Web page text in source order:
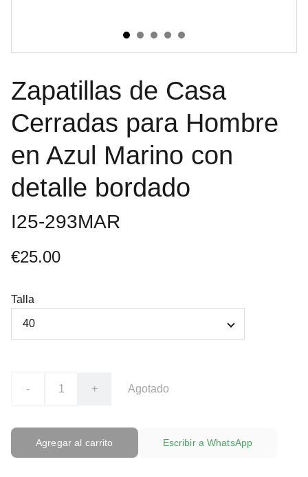
Zapatillas de Casa
Cerradas para Hombre
en Azul Marino con
detalle bordado
I25-293MAR
€25.00
Talla
- + Agotado
Agregar al carrito Escribir a WhatsApp